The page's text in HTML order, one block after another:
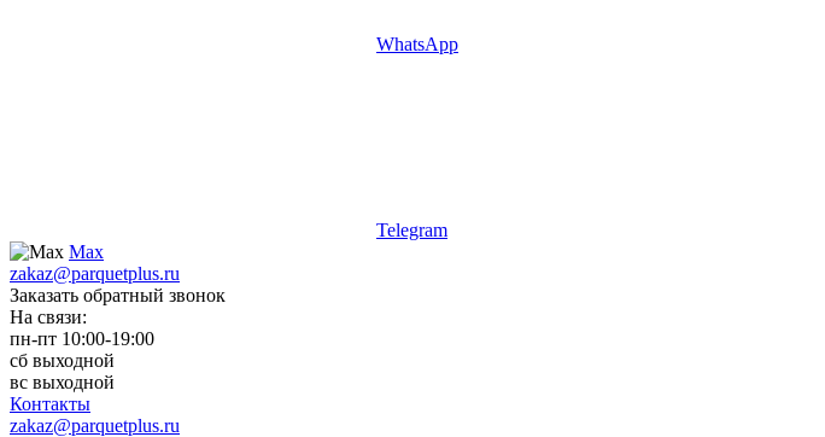
WhatsApp
Telegram
Max
zakaz@parquetplus.ru
Заказать обратный звонок
На связи:
пн-пт 10:00-19:00
сб выходной
вс выходной
Контакты
zakaz@parquetplus.ru